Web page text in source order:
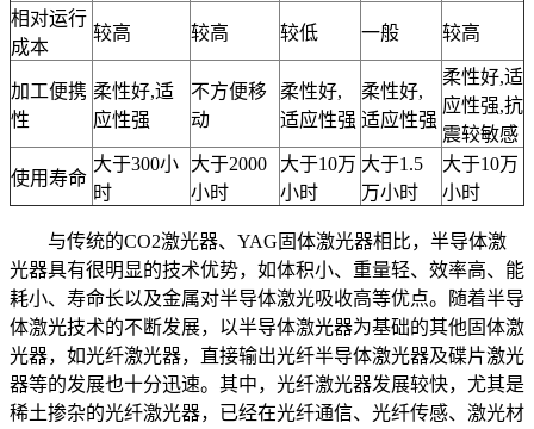
相对运行
成本
较高 较高 较低 一般 较高
加工便携
性
柔性好,适
应性强
不方便移
动
柔性好,
适应性强
柔性好,
适应性强
柔性好,适
应性强,抗
震较敏感
使用寿命
大于300小
时
大于2000
小时
大于10万
小时
大于1.5
万小时
大于10万
小时
与传统的CO2激光器、YAG固体激光器相比，半导体激
光器具有很明显的技术优势，如体积小、重量轻、效率高、能
耗小、寿命长以及金属对半导体激光吸收高等优点。随着半导
体激光技术的不断发展，以半导体激光器为基础的其他固体激
光器，如光纤激光器，直接输出光纤半导体激光器及碟片激光
器等的发展也十分迅速。其中，光纤激光器发展较快，尤其是
稀土掺杂的光纤激光器，已经在光纤通信、光纤传感、激光材